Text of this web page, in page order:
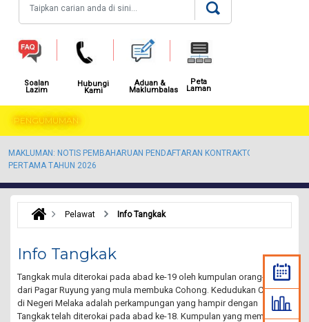
Soalan
Lazim
Hubungi
Kami
Aduan &
Maklumbalas
Peta
Laman
PENGUMUMAN
MAKLUMAN: NOTIS PEMBAHARUAN PENDAFTARAN KONTRAKTOR KALI
PERTAMA TAHUN 2026
Pelawat Info Tangkak
Info Tangkak
Tangkak mula diterokai pada abad ke-19 oleh kumpulan orang-orang
dari Pagar Ruyung yang mula membuka Cohong. Kedudukan Cohong
di Negeri Melaka adalah perkampungan yang hampir dengan
Tangkak telah diterokai pada abad ke-18. Kumpulan yang membuka